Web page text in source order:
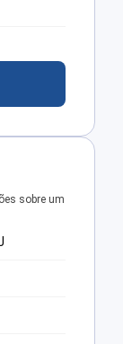
sobre um